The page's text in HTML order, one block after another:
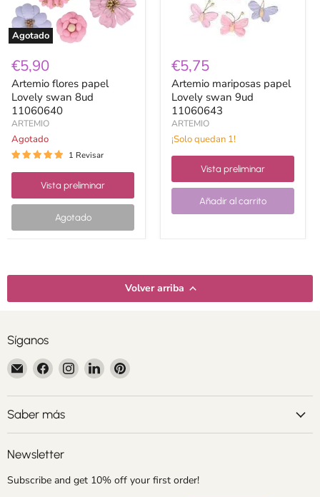
Agotado
€5,90
Artemio flores papel
Lovely swan 8ud
11060640
ARTEMIO
Agotado
1 Revisar
Vista preliminar
Agotado
€5,75
Artemio mariposas papel
Lovely swan 9ud
11060643
ARTEMIO
¡Solo quedan 1!
Vista preliminar
Añadir al carrito
Volver arriba
Síganos
Encuéntrenos
Correo
electrónico
Encuéntrenos
Facebook
Encuéntrenos
Instagram
Encuéntrenos
LinkedIn
Encuéntrenos
Pinterest
Saber más
Newsletter
Subscribe and get 10% off your first order!